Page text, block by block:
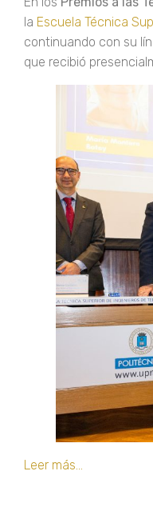
la Escuela Técnica
continuando con su
que recibió
Leer más…